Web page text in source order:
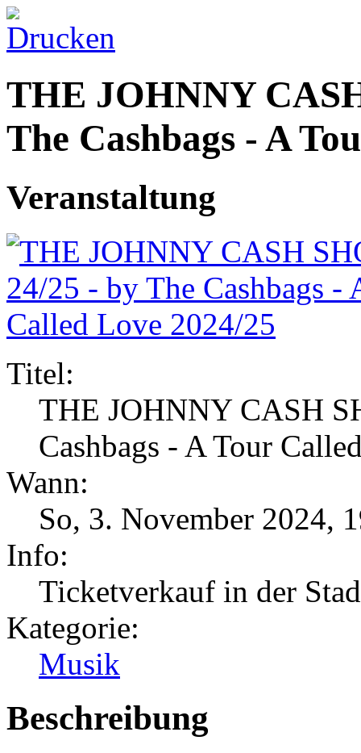
THE JOHNNY
The Cashbags - A
Veranstaltung
Titel:
THE JOHNNY CASH
Cashbags - A Tour
Wann:
So, 3. November 2024,
Info:
Ticketverkauf in der
Kategorie:
Musik
Beschreibung